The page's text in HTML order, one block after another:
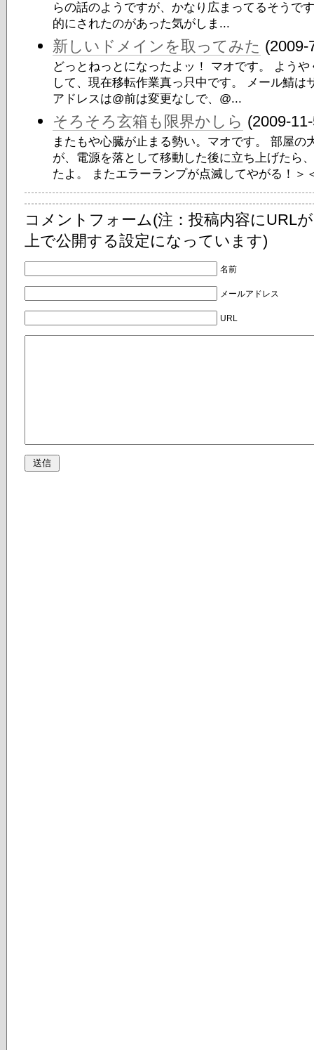
らの話のようですが、かなり広まってるそうで
的にされたのがあった気がしま...
新しいドメインを取ってみた (2009-
どっとねっとになったよッ！ マオです。 よう
して、現在移転作業真っ只中です。 メール鯖
アドレスは@前は変更なしで、@...
そろそろ玄箱も限界かしら (2009-
またもや心臓が止まる勢い。マオです。 部屋の
が、電源を落として移動した後に立ち上げたら
たよ。 またエラーランプが点滅してやがる！＞
コメントフォーム(注：投稿内容にURL
上で公開する設定になっています)
名前
メールアドレス
URL